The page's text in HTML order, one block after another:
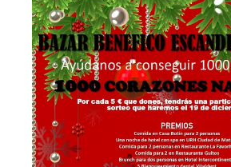
r
B
a
z
a
r
A
d